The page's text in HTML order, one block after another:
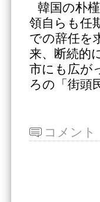
韓国の朴
領自らも任
での辞任を
来、断続的
市にも広が
ろの「街頭
コメント